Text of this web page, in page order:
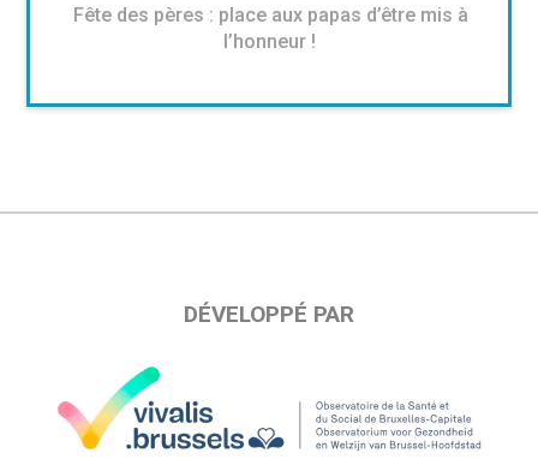
Fête des pères : place aux papas d’être mis à
l’honneur !
DÉVELOPPÉ PAR